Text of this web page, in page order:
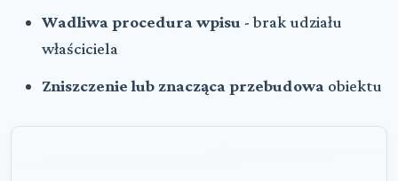
Wadliwa procedura wpisu - brak udziału
właściciela
Zniszczenie lub znacząca przebudowa obiektu